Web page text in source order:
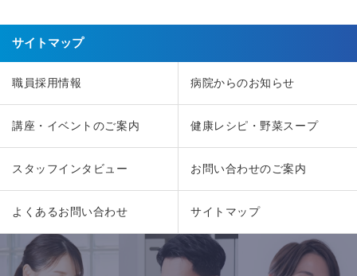
サイトマップ
職員採用情報 病院からのお知らせ
講座・イベントのご案内 健康レシピ・野菜スープ
スタッフインタビュー お問い合わせのご案内
よくあるお問い合わせ サイトマップ